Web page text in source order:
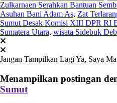
Zulkarnaen Serahkan Bantuan
Asuhan Bani Adam As, Zat
Sumut Desak Komisi XIII DPR RI
Sumatera Utara, wisata Sidebuk
Jangan Tampilkan Lagi Ya, Saya
Menampilkan postingan
Sumut